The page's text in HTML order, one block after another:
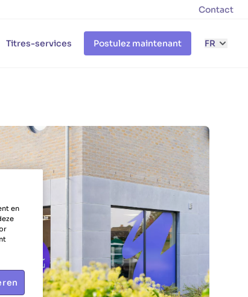
Contact
Titres-services Postulez maintenant FR
en